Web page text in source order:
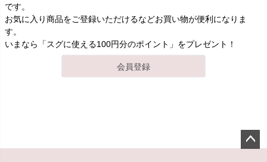
です。
お気に入り商品をご登録いただけるなどお買い物が便利になりま
す。
いまなら「スグに使える100円分のポイント」をプレゼント！
会員登録